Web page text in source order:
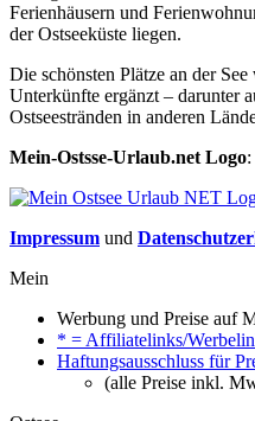
Ferienhäusern und
der Ostseeküste liegen.
Die schönsten Plätze an der
Unterkünfte ergänzt – darunter
Ostseestränden in anderen
Mein-Ostsse-Urlaub.net Logo:
Impressum und
Mein
Werbung und Preise auf
* = Affiliatelinks/
Haftungsausschluss für
(alle Preise inkl.